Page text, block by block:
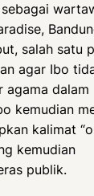
salah satu
agar Ibo
agama dalam
kemudian
kalimat
kemudian
publik.